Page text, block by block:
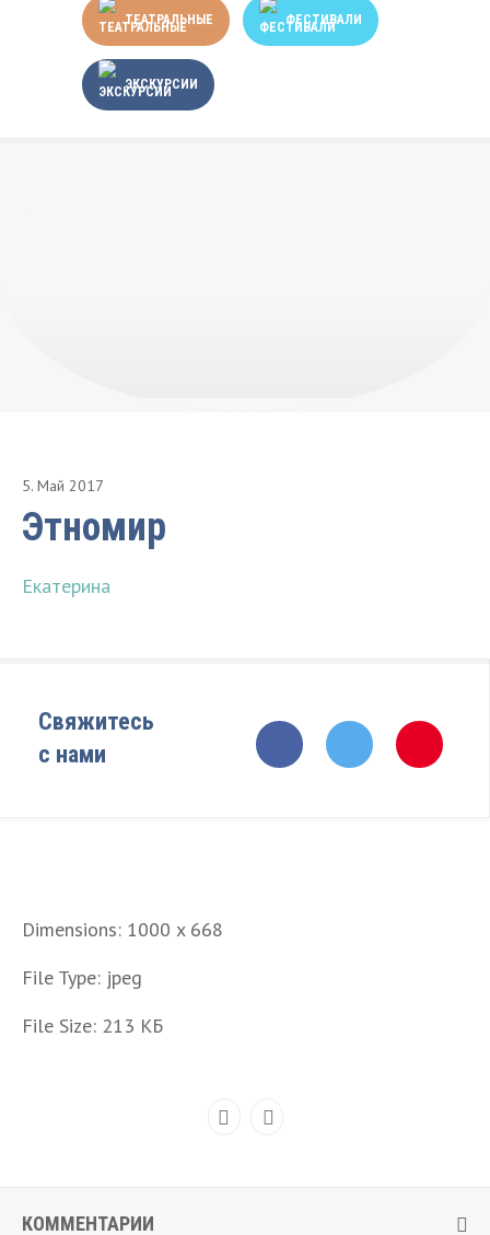
ТЕАТРАЛЬНЫЕ ФЕСТИВАЛИ
ЭКСКУРСИИ
5. Май 2017
Этномир
Екатерина
Свяжитесь
с нами
Dimensions: 1000 x 668
File Type: jpeg
File Size: 213 КБ
КОММЕНТАРИИ